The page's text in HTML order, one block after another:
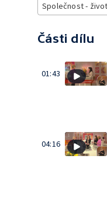
Společnost -
Části dílu
01:43
04:16